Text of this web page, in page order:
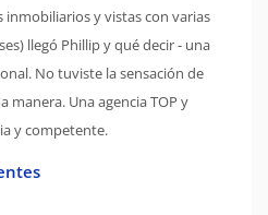
inmobiliarios y vistas con varias
llegó Phillip y qué decir - una
No tuviste la sensación de
manera. Una agencia TOP y
y competente.